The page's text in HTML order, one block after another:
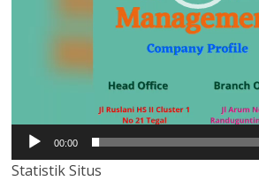
00:00
Statistik Situs